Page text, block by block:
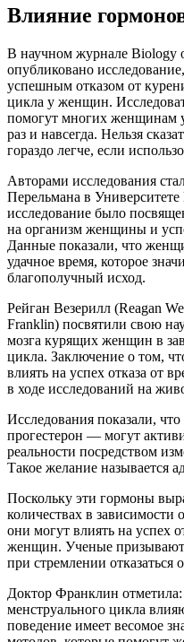
Влияние
В научном журнале Biology
опубликовано
успешным отказом от
цикла у женщин.
помогут многих женщинам
раз и навсегда. Нельзя
гораздо легче, если
Авторами исследования
Перельмана в
исследование было
на организм женщины и
Данные показали, что
удачное время, которое
благополучный исход.
Рейган Везерилл (Reagan
Franklin) посвятили свою
мозга курящих женщин в
цикла. Заключение о том,
влиять на успех отказа от
в ходе исследований на
Исследования показали,
прогестерон — могут
реальности посредством
Такое желание называется
Поскольку эти гормоны
количествах в зависимости
они могут влиять на успех
женщин. Ученые
при стремлении отказаться
Доктор Франклин
менструального цикла
поведение имеет весомое